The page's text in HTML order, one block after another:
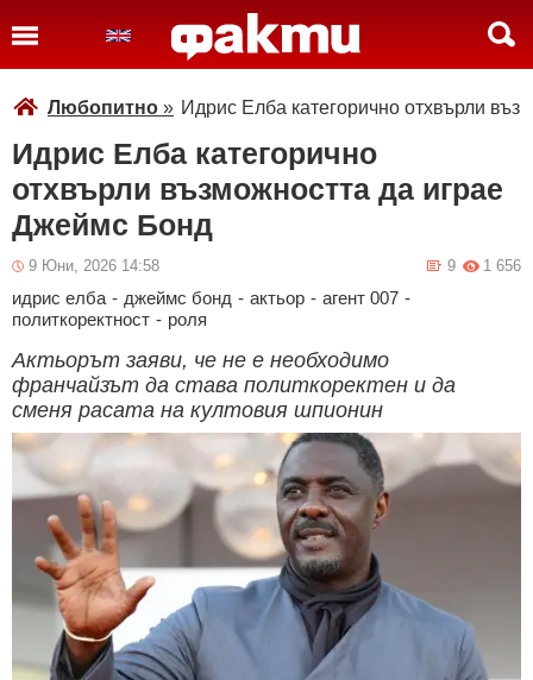
Любопитно » Идрис Елба категорично отхвърли
Идрис Елба категорично
отхвърли възможността да играе
Джеймс Бонд
9 Юни, 2026 14:58 1 656
9
идрис елба - джеймс бонд - актьор - агент 007 -
политкоректност - роля
Актьорът заяви, че не е необходимо
франчайзът да става политкоректен и да
сменя расата на култовия шпионин